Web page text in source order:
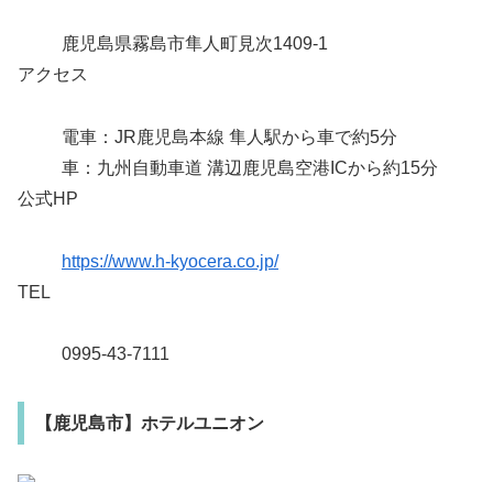
鹿児島県霧島市隼人町見次1409-1
アクセス
電車：JR鹿児島本線 隼人駅から車で約5分
車：九州自動車道 溝辺鹿児島空港ICから約15分
公式HP
https://www.h-kyocera.co.jp/
TEL
0995-43-7111
【鹿児島市】ホテルユニオン